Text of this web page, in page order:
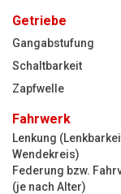
Getriebe
Gangabstufung
Schaltbarkeit
Zapfwelle
Fahrwerk
Lenkung
Wendekreis)
Federung bzw.
(je nach Alter)